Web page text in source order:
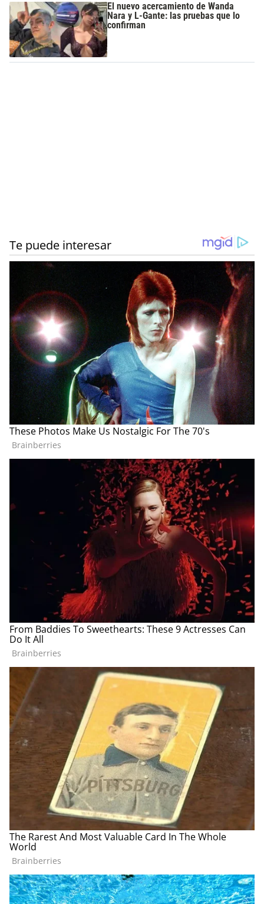
El nuevo acercamiento de Wanda
Nara y L-Gante: las pruebas que lo
confirman